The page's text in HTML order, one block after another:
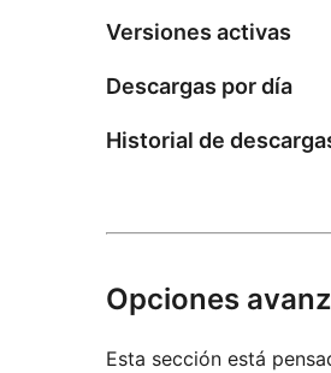
Versiones activas
Descargas por día
Historial de
Opciones
Esta sección está